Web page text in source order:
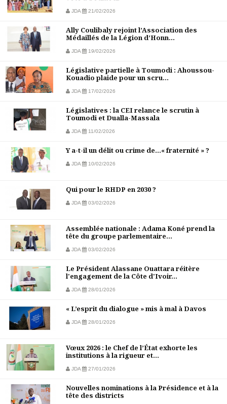
JDA 21/02/2026
Ally Coulibaly rejoint l’Association des
Médaillés de la Légion d’Honn...
JDA 19/02/2026
Législative partielle à Toumodi : Ahoussou-
Kouadio plaide pour un scru...
JDA 17/02/2026
Législatives : la CEI relance le scrutin à
Toumodi et Dualla-Massala
JDA 11/02/2026
Y a-t-il un délit ou crime de…« fraternité » ?
JDA 10/02/2026
Qui pour le RHDP en 2030 ?
JDA 03/02/2026
Assemblée nationale : Adama Koné prend la
tête du groupe parlementaire...
JDA 03/02/2026
Le Président Alassane Ouattara réitère
l'engagement de la Côte d'Ivoir...
JDA 28/01/2026
« L’esprit du dialogue » mis à mal à Davos
JDA 28/01/2026
Vœux 2026 : le Chef de l’État exhorte les
institutions à la rigueur et...
JDA 27/01/2026
Nouvelles nominations à la Présidence et à la
tête des districts